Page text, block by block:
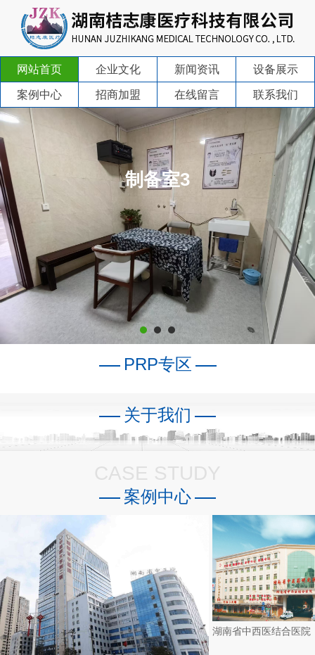
网站首页 企业文化 新闻资讯 设备展示
案例中心 招商加盟 在线留言 联系我们
制备室3
PRP专区
关于我们
CASE STUDY
案例中心